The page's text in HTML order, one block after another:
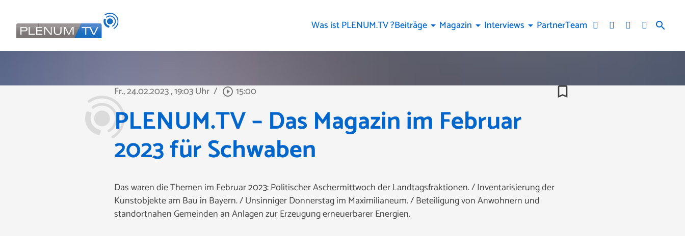
search
Was ist PLENUM.TV ?Beiträge arrow_drop_down Magazin arrow_drop_down Interviews arrow_drop_down PartnerTeam
Fr., 24.02.2023, 19:03 Uhr / play_circle_outline 15:00 bookmark_border
PLENUM.TV – Das Magazin im Februar
2023 für Schwaben
Das waren die Themen im Februar 2023: Politischer Aschermittwoch der Landtagsfraktionen. / Inventarisierung der
Kunstobjekte am Bau in Bayern. / Unsinniger Donnerstag im Maximilianeum. / Beteiligung von Anwohnern und
standortnahen Gemeinden an Anlagen zur Erzeugung erneuerbarer Energien.